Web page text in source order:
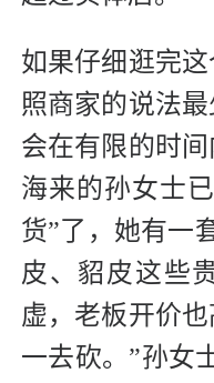
如果仔细逛完
照商家的说法
会在有限的时
海来的孙女士
货”了，她有一
皮、貂皮这些
虚，老板开价
一去砍。”孙女